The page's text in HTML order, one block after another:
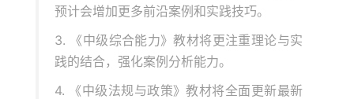
预计会增加更多前沿案例和实践技巧。
3. 《中级综合能力》教材将更注重理论与实
践的结合，强化案例分析能力。
4. 《中级法规与政策》教材将全面更新最新